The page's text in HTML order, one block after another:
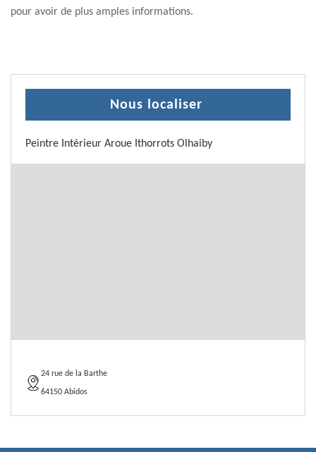
pour avoir de plus amples informations.
Nous localiser
Peintre Intérieur Aroue Ithorrots Olhaiby
24 rue de la Barthe
64150 Abidos